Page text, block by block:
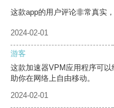
这款app的用户评论非常真实
2024-02-01
游客
这款加速器VPM应用程序可
助你在网络上自由移动。
2024-02-01